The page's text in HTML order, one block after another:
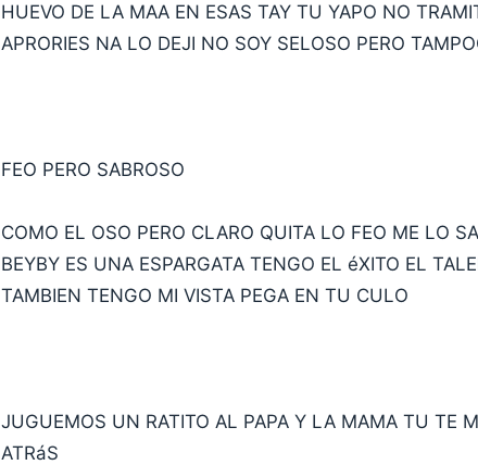
HUEVO DE LA MAA EN ESAS TAY TU YAPO NO
APRORIES NA LO DEJI NO SOY SELOSO PERO
FEO PERO SABROSO
COMO EL OSO PERO CLARO QUITA LO FEO ME LO
BEYBY ES UNA ESPARGATA TENGO EL éXITO EL
TAMBIEN TENGO MI VISTA PEGA EN TU CULO
JUGUEMOS UN RATITO AL PAPA Y LA MAMA TU TE
ATRáS